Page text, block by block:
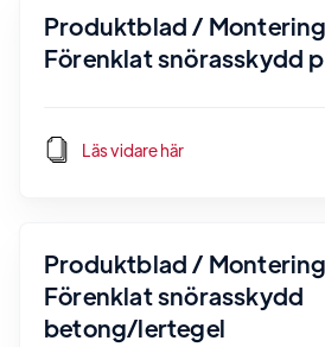
Produktblad /
Förenklat snörasskydd
Läs vidare här
Produktblad /
Förenklat snörasskydd
betong/lertegel